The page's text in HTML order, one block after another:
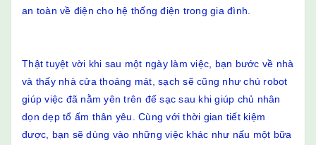
an toàn về điện cho hệ thống điện trong gia đình.
Thật tuyệt vời khi sau một ngày làm việc, bạn bước về nhà
và thấy nhà cửa thoáng mát, sạch sẽ cũng như chú robot
giúp việc đã nằm yên trên đế sạc sau khi giúp chủ nhân
dọn dẹp tổ ấm thân yêu. Cùng với thời gian tiết kiệm
được, bạn sẽ dùng vào những việc khác như nấu một bữa